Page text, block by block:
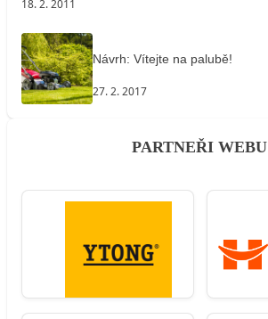
18. 2. 2011
Návrh: Vítejte na palubě!
27. 2. 2017
PARTNEŘI WEBU